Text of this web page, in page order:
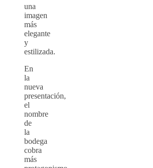
una
imagen
más
elegante
y
estilizada.
En
la
nueva
presentación,
el
nombre
de
la
bodega
cobra
más